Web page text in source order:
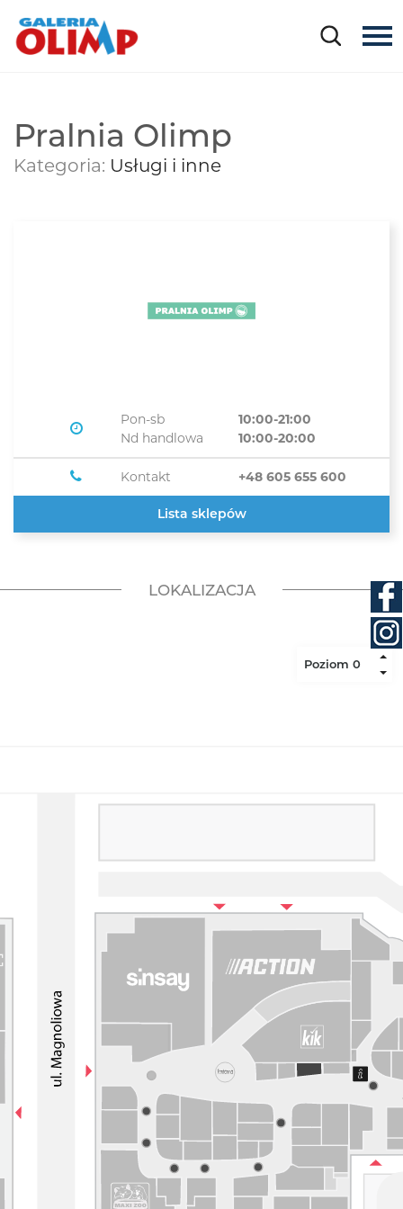
Pralnia Olimp
Kategoria: Usługi i inne
Pon-sb
10:00-21:00
Nd handlowa
10:00-20:00
Kontakt +48 605 655 600
Lista sklepów
LOKALIZACJA